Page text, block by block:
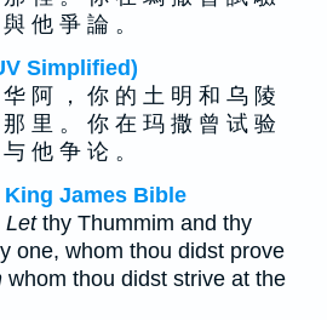
他 爭 論 。
Simplified)
阿 ， 你 的 土 明 和 乌 陵
里 。 你 在 玛 撒 曾 试 验
他 争 论 。
James Bible
Letthy Thummim and thy
one, whom thou didst prove
whom thou didst strive at the